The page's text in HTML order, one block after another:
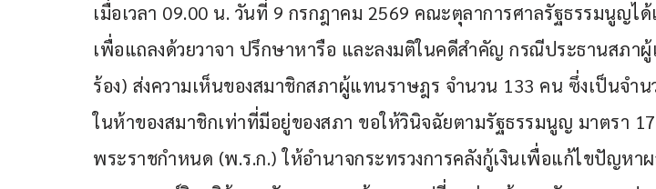
เมื่อเวลา 09.00 น. วันที่ 9 กรกฎาคม 2569 คณะตุลาการศาลรัฐธรรมนูญไ
เพื่อแถลงด้วยวาจา ปรึกษาหารือ และลงมติในคดีสำคัญ กรณีประธานสภา
ร้อง) ส่งความเห็นของสมาชิกสภาผู้แทนราษฎร จำนวน 133 คน ซึ่งเป็นจำ
ในห้าของสมาชิกเท่าที่มีอยู่ของสภา ขอให้วินิจฉัยตามรัฐธรรมนูญ มาตรา
พระราชกำหนด (พ.ร.ก.) ให้อำนาจกระทรวงการคลังกู้เงินเพื่อแก้ไขปัญหา